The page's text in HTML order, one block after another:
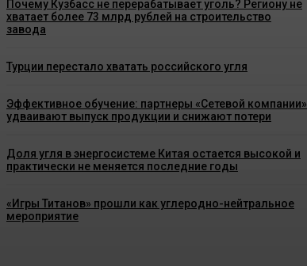
Почему Кузбасс не перерабатывает уголь? Региону не
хватает более 73 млрд рублей на строительство
завода
Турции перестало хватать российского угля
Эффективное обучение: партнеры «Сетевой компании»
удваивают выпуск продукции и снижают потери
Доля угля в энергосистеме Китая остается высокой и
практически не меняется последние годы
«Игры Титанов» прошли как углеродно-нейтральное
мероприятие